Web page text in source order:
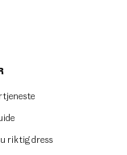
riktig dress